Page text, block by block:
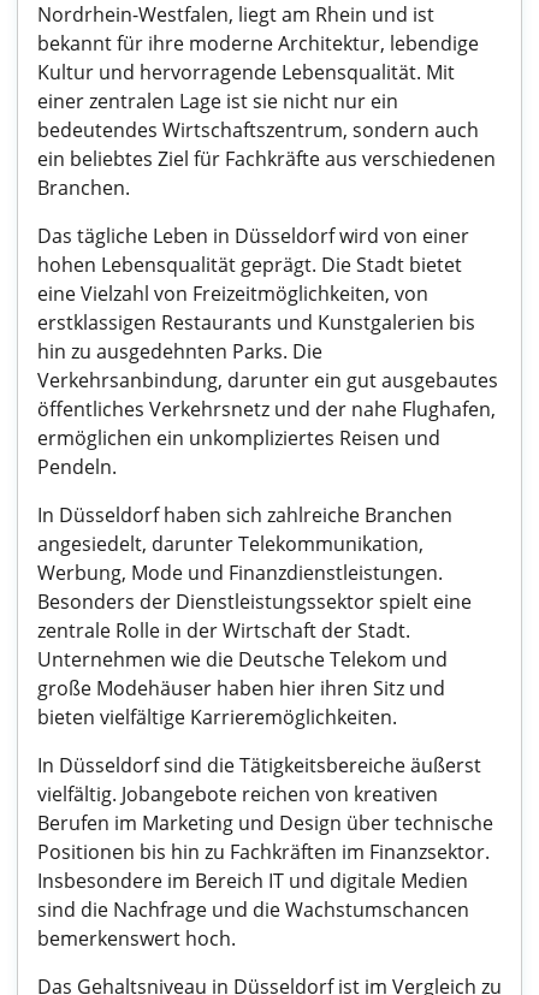
Nordrhein-Westfalen, liegt am Rhein und ist
bekannt für ihre moderne Architektur, lebendige
Kultur und hervorragende Lebensqualität. Mit
einer zentralen Lage ist sie nicht nur ein
bedeutendes Wirtschaftszentrum, sondern auch
ein beliebtes Ziel für Fachkräfte aus verschiedenen
Branchen.
Das tägliche Leben in Düsseldorf wird von einer
hohen Lebensqualität geprägt. Die Stadt bietet
eine Vielzahl von Freizeitmöglichkeiten, von
erstklassigen Restaurants und Kunstgalerien bis
hin zu ausgedehnten Parks. Die
Verkehrsanbindung, darunter ein gut ausgebautes
öffentliches Verkehrsnetz und der nahe Flughafen,
ermöglichen ein unkompliziertes Reisen und
Pendeln.
In Düsseldorf haben sich zahlreiche Branchen
angesiedelt, darunter Telekommunikation,
Werbung, Mode und Finanzdienstleistungen.
Besonders der Dienstleistungssektor spielt eine
zentrale Rolle in der Wirtschaft der Stadt.
Unternehmen wie die Deutsche Telekom und
große Modehäuser haben hier ihren Sitz und
bieten vielfältige Karrieremöglichkeiten.
In Düsseldorf sind die Tätigkeitsbereiche äußerst
vielfältig. Jobangebote reichen von kreativen
Berufen im Marketing und Design über technische
Positionen bis hin zu Fachkräften im Finanzsektor.
Insbesondere im Bereich IT und digitale Medien
sind die Nachfrage und die Wachstumschancen
bemerkenswert hoch.
Das Gehaltsniveau in Düsseldorf ist im Vergleich zu